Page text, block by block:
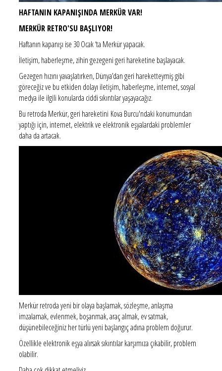
HAFTANIN KAPANIŞINDA MERKÜR VAR!
MERKÜR RETRO'SU BAŞLIYOR!
Haftanın kapanışı ise 30 Ocak ‘ta Merkür yapacak.
İletişim, haberleşme, zihin gezegeni geri hareketine başlayacak.
Gezegen hızını yavaşlatırken, Dünya’dan geri hareketteymiş gibi
göreceğiz ve bu etkiden dolayı iletişim, haberleşme, internet, sosyal
medya ile ilgili konularda ciddi sıkıntılar yaşayacağız.
Bu retroda Merkür, geri hareketini Kova Burcu'ndaki konumundan
yaptığı için, internet, elektrik ve elektronik eşyalardaki problemler
daha da artacak.
Merkür retroda yeni bir olaya başlamak, sözleşme, anlaşma
imzalamak, evlenmek, boşanmak, araç almak, ev satmak,
düşünebileceğiniz her türlü yeni başlangıç adına problem doğurur.
Özellikle elektronik eşya alırsak sıkıntılar karşımıza çıkabilir, problem
olabilir.